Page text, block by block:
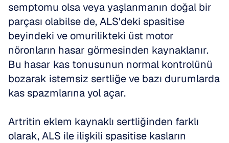
semptomu olsa veya yaşlanmanın doğal bir
parçası olabilse de, ALS'deki spasitise
beyindeki ve omurilikteki üst motor
nöronların hasar görmesinden kaynaklanır.
Bu hasar kas tonusunun normal kontrolünü
bozarak istemsiz sertliğe ve bazı durumlarda
kas spazmlarına yol açar.
Artritin eklem kaynaklı sertliğinden farklı
olarak, ALS ile ilişkili spasitise kasların